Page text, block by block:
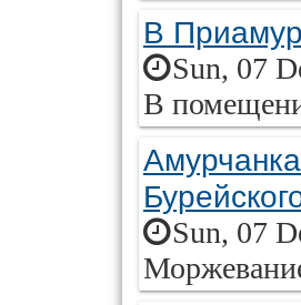
В
Sun, 07
В
Sun, 07